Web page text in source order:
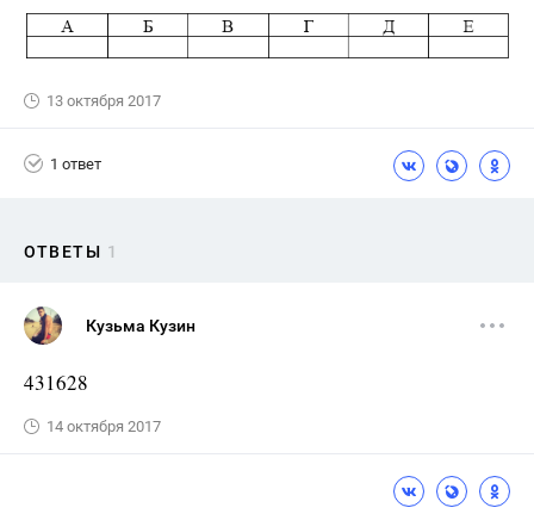
13 октября 2017
1 ответ
ОТВЕТЫ 1
Кузьма Кузин
431628
14 октября 2017